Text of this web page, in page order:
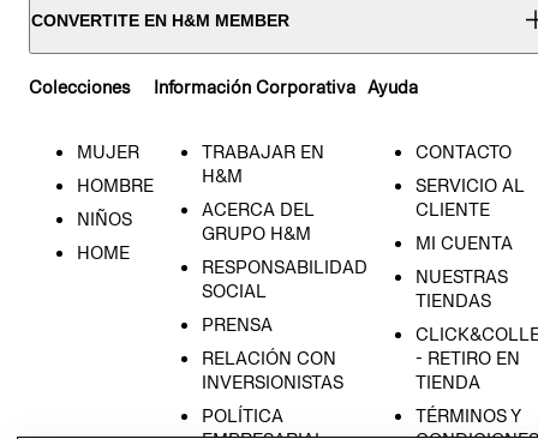
CONVERTITE EN H&M MEMBER
Colecciones
MUJER
HOMBRE
NIÑOS
HOME
Información Corporativa
TRABAJAR EN
H&M
ACERCA DEL
GRUPO H&M
RESPONSABILIDAD
SOCIAL
PRENSA
RELACIÓN CON
INVERSIONISTAS
POLÍTICA
Ayuda
CONTACTO
SERVICIO AL
CLIENTE
MI CUENTA
NUESTRAS
TIENDAS
- RETIRO EN
TIENDA
TÉRMINOS Y